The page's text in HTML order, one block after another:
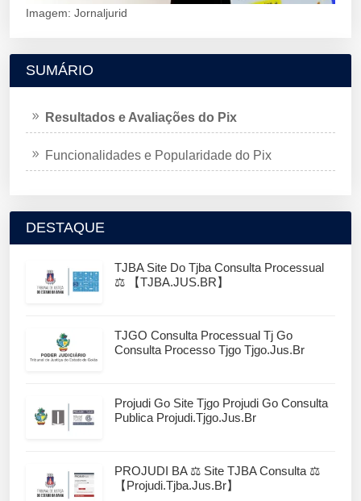
Imagem: Jornaljurid
SUMÁRIO
Resultados e Avaliações do Pix
Funcionalidades e Popularidade do Pix
DESTAQUE
TJBA Site Do Tjba Consulta Processual
⚖️ 【TJBA.JUS.BR】
TJGO Consulta Processual Tj Go
Consulta Processo Tjgo Tjgo.jus.br
Projudi Go Site Tjgo Projudi Go Consulta
Publica Projudi.tjgo.jus.br
PROJUDI BA ⚖️ Site TJBA Consulta ⚖️
【projudi.tjba.jus.br】